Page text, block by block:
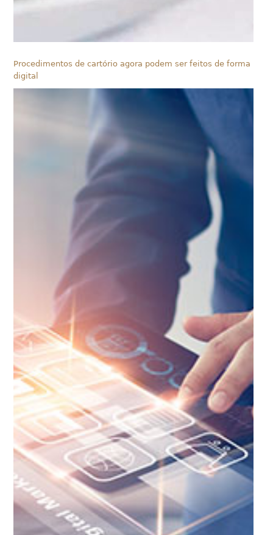
Procedimentos de cartório agora podem ser feitos de forma
digital